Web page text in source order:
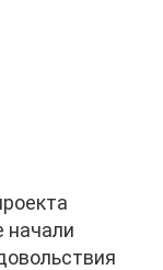
начали